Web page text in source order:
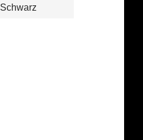
Schwarz